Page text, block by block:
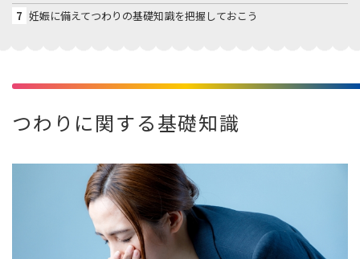
7 妊娠に備えてつわりの基礎知識を把握しておこう
つわりに関する基礎知識